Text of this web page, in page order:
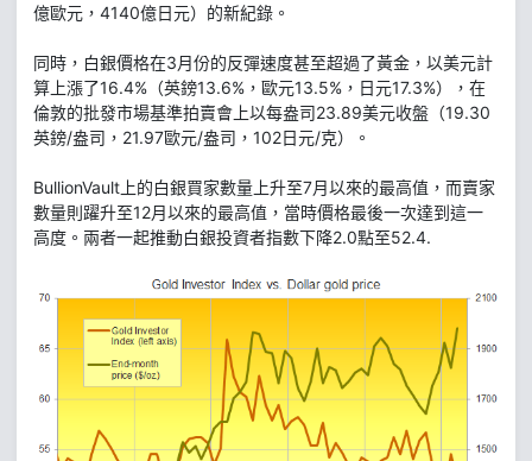
億歐元，4140億日元）的新紀錄。
同時，白銀價格在3月份的反彈速度甚至超過了黃金，以美元計
算上漲了16.4%（英鎊13.6%，歐元13.5%，日元17.3%），在
倫敦的批發市場基準拍賣會上以每盎司23.89美元收盤（19.30
英鎊/盎司，21.97歐元/盎司，102日元/克）。
BullionVault上的白銀買家數量上升至7月以來的最高值，而賣家
數量則躍升至12月以來的最高值，當時價格最後一次達到這一
高度。兩者一起推動白銀投資者指數下降2.0點至52.4.